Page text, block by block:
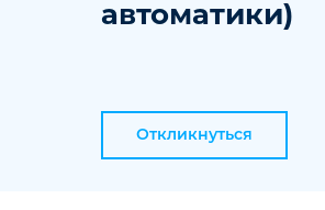
автоматики)
Откликнуться